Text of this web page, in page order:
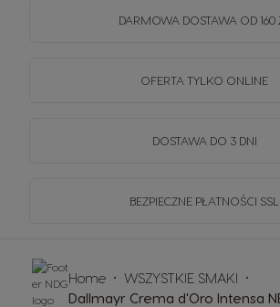
DARMOWA DOSTAWA OD 160
OFERTA TYLKO ONLINE
DOSTAWA DO 3 DNI
BEZPIECZNE PŁATNOŚCI SSL
Home
WSZYSTKIE SMAKI
Dallmayr Crema d'Oro Intensa